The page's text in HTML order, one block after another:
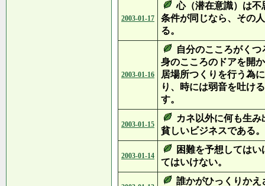
2003-01-17
心（潜在意識）は不
条件が同じなら、その
る。
2003-01-16
自分のこころがく
身のこころのドアを開
居場所つくりを行う為
り、時には弱音を吐け
す。
2003-01-15
カネ以外に何も生
貧しいビジネスである。
2003-01-14
困難を予想しては
てはいけない。
誰かがひっくりかえ